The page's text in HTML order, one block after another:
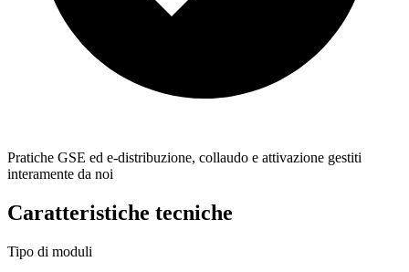
Pratiche GSE ed e-distribuzione, collaudo e attivazione gestiti
interamente da noi
Caratteristiche tecniche
Tipo di moduli